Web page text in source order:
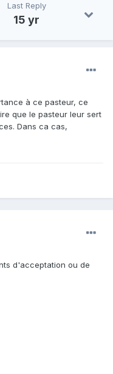
Last Reply
15 yr
à ce pasteur, ce
que le pasteur leur sert
Dans ca cas,
d'acceptation ou de